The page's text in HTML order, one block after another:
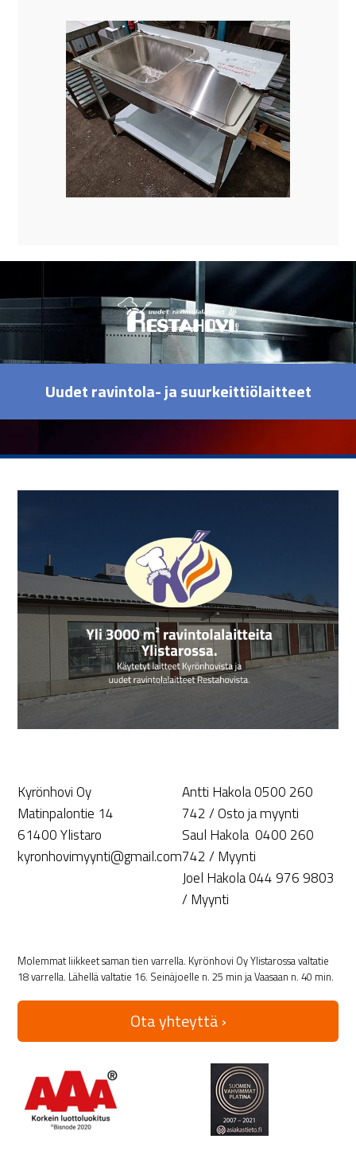
Uudet ravintola- ja suurkeittiölaitteet
Kyrönhovi Oy
Matinpalontie 14
61400 Ylistaro
kyronhovimyynti@gmail.com
Antti Hakola 0500 260
742 / Osto ja myynti
Saul Hakola 0400 260
742 / Myynti
Joel Hakola 044 976 9803
/ Myynti
Molemmat liikkeet saman tien varrella. Kyrönhovi Oy Ylistarossa valtatie
18 varrella. Lähellä valtatie 16. Seinäjoelle n. 25 min ja Vaasaan n. 40 min.
Ota yhteyttä ›